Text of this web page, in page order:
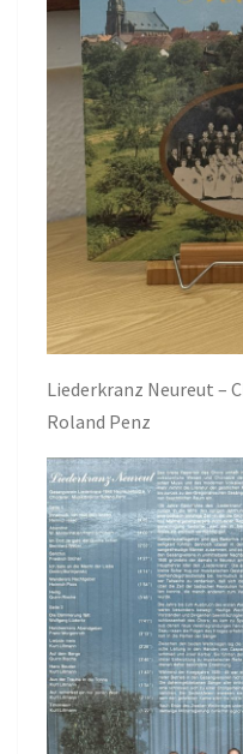
Liederkranz Neureut –
Roland Penz